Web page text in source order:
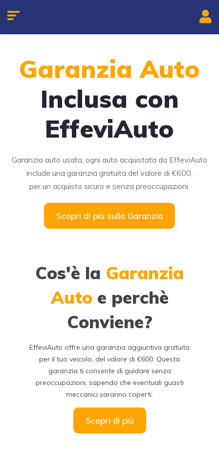
Garanzia Auto
Inclusa con
EffeviAuto
Garanzia auto usata, ogni auto acquistata da EffeviAuto
include una garanzia gratuita del valore di €600,
per un acquisto sicuro e senza preoccupazioni.
Scopri di più sulla Garanzia
Cos'è la Garanzia
Autoe perchè
Conviene?
EffeviAuto offre una garanzia aggiuntiva gratuita
per il tuo veicolo, del valore di €600. Questa
garanzia ti consente di guidare senza
preoccupazioni, sapendo che eventuali guasti
meccanici saranno coperti.
Scopri di più